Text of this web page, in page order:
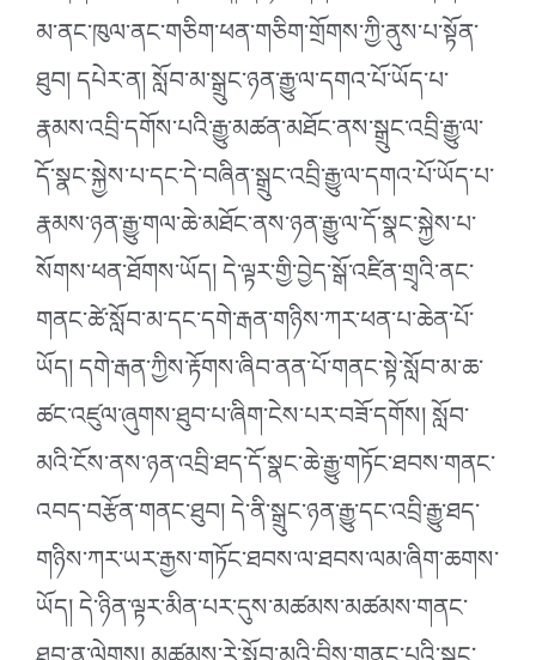
མ་ནང་ཁུལ་ནང་གཅིག་ཕན་གཅིག་གྲོགས་ཀྱི་ནུས་པ་སྟོན་
ཐུབ། དཔེར་ན། སློབ་མ་སྒྲུང་ཉན་རྒྱུ་ལ་དགའ་པོ་ཡོད་པ་
རྣམས་འབྲི་དགོས་པའི་རྒྱུ་མཚན་མཐོང་ནས་སྒྲུང་འབྲི་རྒྱུ་ལ་
དོ་སྣང་སྐྱེས་པ་དང་དེ་བཞིན་སྒྲུང་འབྲི་རྒྱུ་ལ་དགའ་པོ་ཡོད་པ་
རྣམས་ཉན་རྒྱུ་གལ་ཆེ་མཐོང་ནས་ཉན་རྒྱུ་ལ་དོ་སྣང་སྐྱེས་པ་
སོགས་ཕན་ཐོགས་ཡོད། དེ་ལྟར་གྱི་བྱེད་སྒོ་འཛིན་གྲྭའི་ནང་
གནང་ཚེ་སློབ་མ་དང་དགེ་རྒན་གཉིས་ཀར་ཕན་པ་ཆེན་པོ་
ཡོད། དགེ་རྒན་ཀྱིས་རྟོགས་ཞིབ་ནན་པོ་གནང་སྟེ་སློབ་མ་ཆ་
ཚང་འཛུལ་ཞུགས་ཐུབ་པ་ཞིག་ངེས་པར་བཟོ་དགོས། སློབ་
མའི་ངོས་ནས་ཉན་འབྲི་ཐད་དོ་སྣང་ཆེ་རྒྱུ་གཏོང་ཐབས་གནང་
འབད་བརྩོན་གནང་ཐུབ། དེ་ནི་སྒྲུང་ཉན་རྒྱུ་དང་འབྲི་རྒྱུ་ཐད་
གཉིས་ཀར་ཡར་རྒྱས་གཏོང་ཐབས་ལ་ཐབས་ལམ་ཞིག་ཆགས་
ཡོད། དེ་ཉིན་ལྟར་མིན་པར་དུས་མཚམས་མཚམས་གནང་